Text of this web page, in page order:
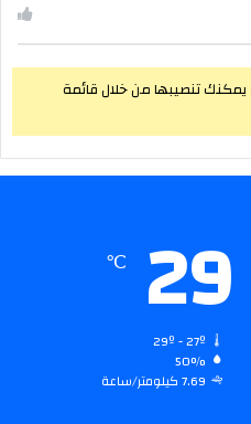
يمكنك تنصيبها من خلال قائمة
29
℃
50%
7.69 كيلومتر/ساعة